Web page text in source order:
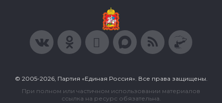
© 2005-2026, Партия «Единая Россия». Все права защищены.
При полном или частичном использовании материалов
ссылка на ресурс обязательна.